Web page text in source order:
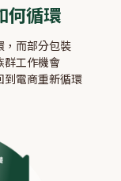
何循環
，而部分包裝
群工作機會
到電商重新循環